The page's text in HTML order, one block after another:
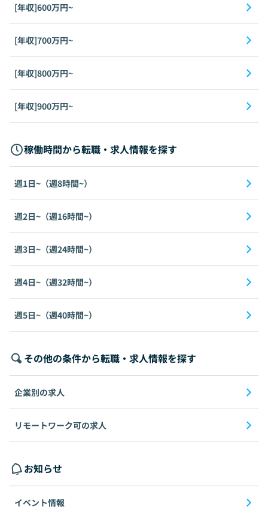
[年収]600万円~
[年収]700万円~
[年収]800万円~
[年収]900万円~
稼働時間から転職・求人情報を探す
週1日~（週8時間~）
週2日~（週16時間~）
週3日~（週24時間~）
週4日~（週32時間~）
週5日~（週40時間~）
その他の条件から転職・求人情報を探す
企業別の求人
リモートワーク可の求人
お知らせ
イベント情報